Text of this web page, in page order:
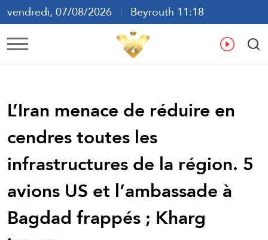
vendredi, 07/08/2026
Beyrouth 11:18
ع
L’Iran menace de réduire en
cendres toutes les
infrastructures de la région. 5
avions US et l’ambassade à
Bagdad frappés ; Kharg